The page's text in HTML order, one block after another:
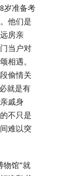
岁准备考
他们是
房亲
当户对
相遇。
偷情关
就是有
戚身
不只是
难以突
物馆”就